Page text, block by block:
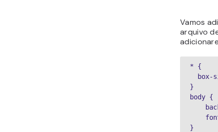
Vamos
arquivo
* {
}
body {
}